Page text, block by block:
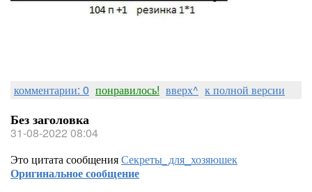
комментарии: 0 понравилось! вверх^ к полной версии
Без заголовка
31-08-2022 08:04
Это цитата сообщенияСекреты_для_хозяюшек
Оригинальное сообщение